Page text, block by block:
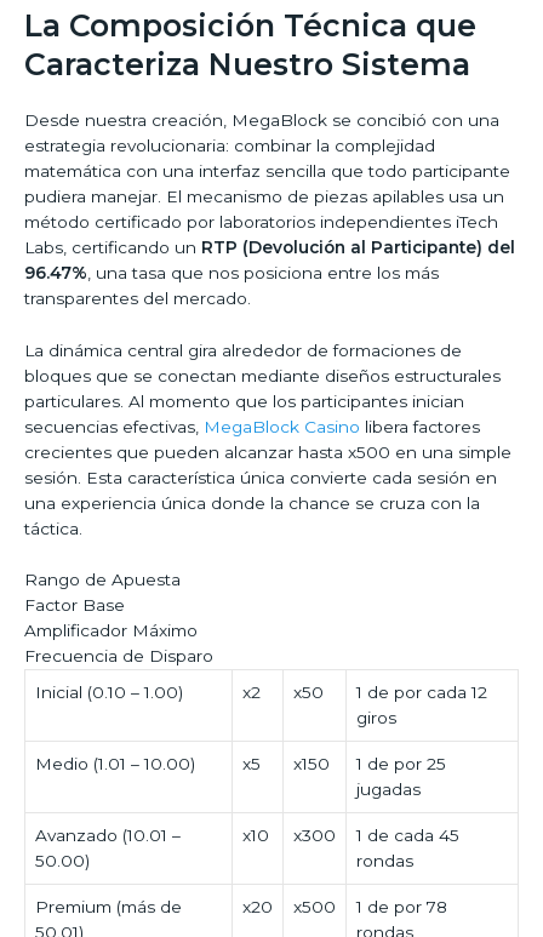
La Composición Técnica que
Caracteriza Nuestro Sistema
Desde nuestra creación, MegaBlock se concibió con una
estrategia revolucionaria: combinar la complejidad
matemática con una interfaz sencilla que todo participante
pudiera manejar. El mecanismo de piezas apilables usa un
método certificado por laboratorios independientes iTech
Labs, certificando un RTP (Devolución al Participante) del
96.47% , una tasa que nos posiciona entre los más
transparentes del mercado.
La dinámica central gira alrededor de formaciones de
bloques que se conectan mediante diseños estructurales
particulares. Al momento que los participantes inician
secuencias efectivas, MegaBlock Casino libera factores
crecientes que pueden alcanzar hasta x500 en una simple
sesión. Esta característica única convierte cada sesión en
una experiencia única donde la chance se cruza con la
táctica.
Rango de Apuesta
Factor Base
Amplificador Máximo
Frecuencia de Disparo
Inicial (0.10 – 1.00)
x2 x50
1 de por cada 12
giros
Medio (1.01 – 10.00) x5 x150
1 de por 25
jugadas
Avanzado (10.01 –
50.00)
x10 x300
1 de cada 45
rondas
Premium (más de
50.01)
x20 x500
1 de por 78
rondas